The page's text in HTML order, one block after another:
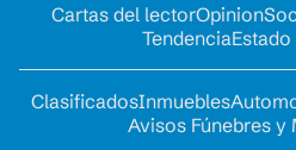
Cartas del lectorOpinion
Tendencia
ClasificadosInmuebles
Avisos Fúnebres y